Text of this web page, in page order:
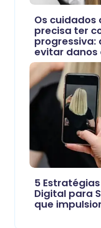
Os cuidados
precisa ter
progressiva:
evitar danos
5
Digital para
que